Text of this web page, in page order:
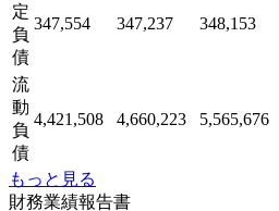
定
負
債
347,554 347,237 348,153
流
動
負
債
4,421,508 4,660,223 5,565,676
もっと見る
財務業績報告書